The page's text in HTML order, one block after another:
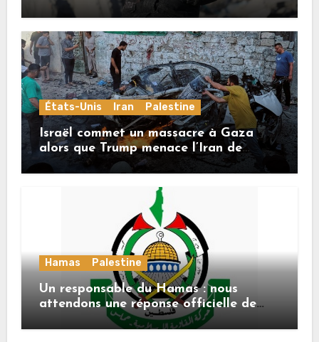
États-Unis Iran Palestine
Israël commet un massacre à Gaza
alors que Trump menace l’Iran de
«décapitation»
Hamas Palestine
Un responsable du Hamas : nous
attendons une réponse officielle de
Mladenov concernant la feuille de
route de la deuxième phase de l’accord